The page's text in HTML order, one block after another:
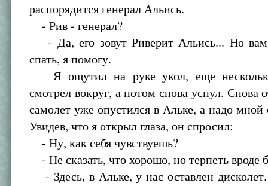
распорядится генерал Альись.
- Рив - генерал?
- Да, его зовут Риверит Альись... Но
спать, я помогу.
Я ощутил на руке укол, еще
смотрел вокруг, а потом снова уснул. Снова
самолет уже опустился в Альке, а надо мной
Увидев, что я открыл глаза, он спросил:
- Ну, как себя чувствуешь?
- Не сказать, что хорошо, но терпеть
- Здесь, в Альке, у нас оставлен